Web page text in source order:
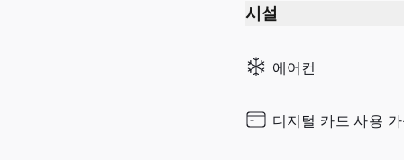
Tuesday
Thursday
Friday
시설
에어컨
디지털 카드 사용